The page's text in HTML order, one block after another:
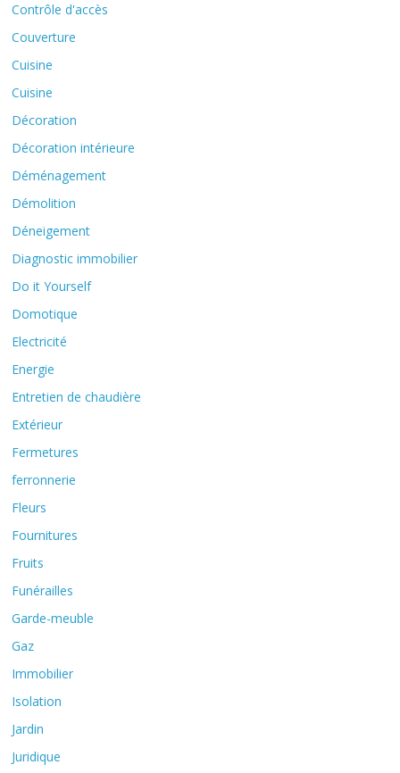
Contrôle d'accès
Couverture
Cuisine
Cuisine
Décoration
Décoration intérieure
Déménagement
Démolition
Déneigement
Diagnostic immobilier
Do it Yourself
Domotique
Electricité
Energie
Entretien de chaudière
Extérieur
Fermetures
ferronnerie
Fleurs
Fournitures
Fruits
Funérailles
Garde-meuble
Gaz
Immobilier
Isolation
Jardin
Juridique